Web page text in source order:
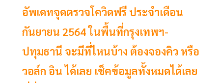
อัพเดทจุดตรวจโควิดฟรี ประจำเดือน
กันยายน 2564 ในพื้นที่กรุงเทพฯ-
ปทุมธานี จะมีที่ไหนบ้าง ต้องจองคิว หรือ
วอล์ก อิน ได้เลย เช็คข้อมูลทั้งหมดได้เลย